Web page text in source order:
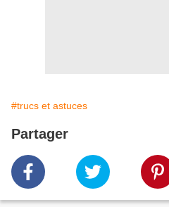
#trucs et astuces
Partager